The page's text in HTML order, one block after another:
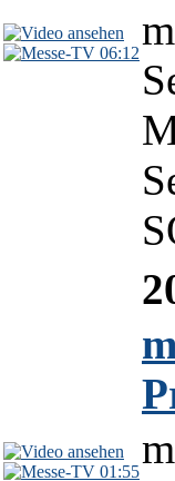
06:12
01:55